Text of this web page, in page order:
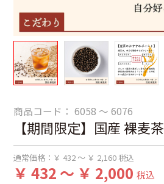
商品コード：6058 ～ 6076
【期間限定】国産 裸麦茶
通常価格： ￥ 432 ～ ￥ 2,160 税込
￥ 432 ～ ￥ 2,000 税込